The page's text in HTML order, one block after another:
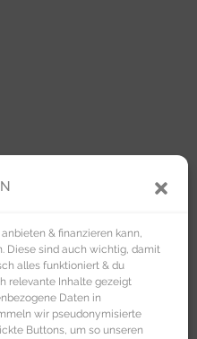
& finanzieren kann,
Diese sind auch wichtig, damit
alles funktioniert & du
relevante Inhalte gezeigt
Daten in
wir pseudonymisierte
Buttons, um so unseren